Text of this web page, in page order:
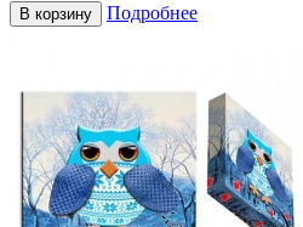
В корзину Подробнее